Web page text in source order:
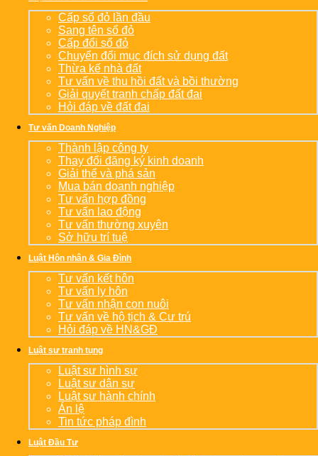
Cấp sổ đỏ lần đầu
Sang tên sổ đỏ
Cấp đổi sổ đỏ
Chuyển đổi mục đích sử dụng đất
Thừa kế nhà đất
Tư vấn về thu hồi đất và bồi thường
Giải quyết tranh chấp đất đai
Hỏi đáp về đất đai
Tư vấn Doanh Nghiệp
Thành lập công ty
Thay đổi đăng ký kinh doanh
Giải thể và phá sản
Mua bán doanh nghiệp
Tư vấn hợp đồng
Tư vấn lao động
Tư vấn thường xuyên
Sở hữu trí tuệ
Luật Hôn nhân & Gia Đình
Tư vấn kết hôn
Tư vấn ly hôn
Tư vấn nhận con nuôi
Tư vấn về hộ tịch & Cư trú
Hỏi đáp về HN&GĐ
Luật sư tranh tụng
Luật sư hình sự
Luật sư dân sự
Luật sư hành chính
Án lệ
Tin tức pháp đình
Luật Đầu Tư